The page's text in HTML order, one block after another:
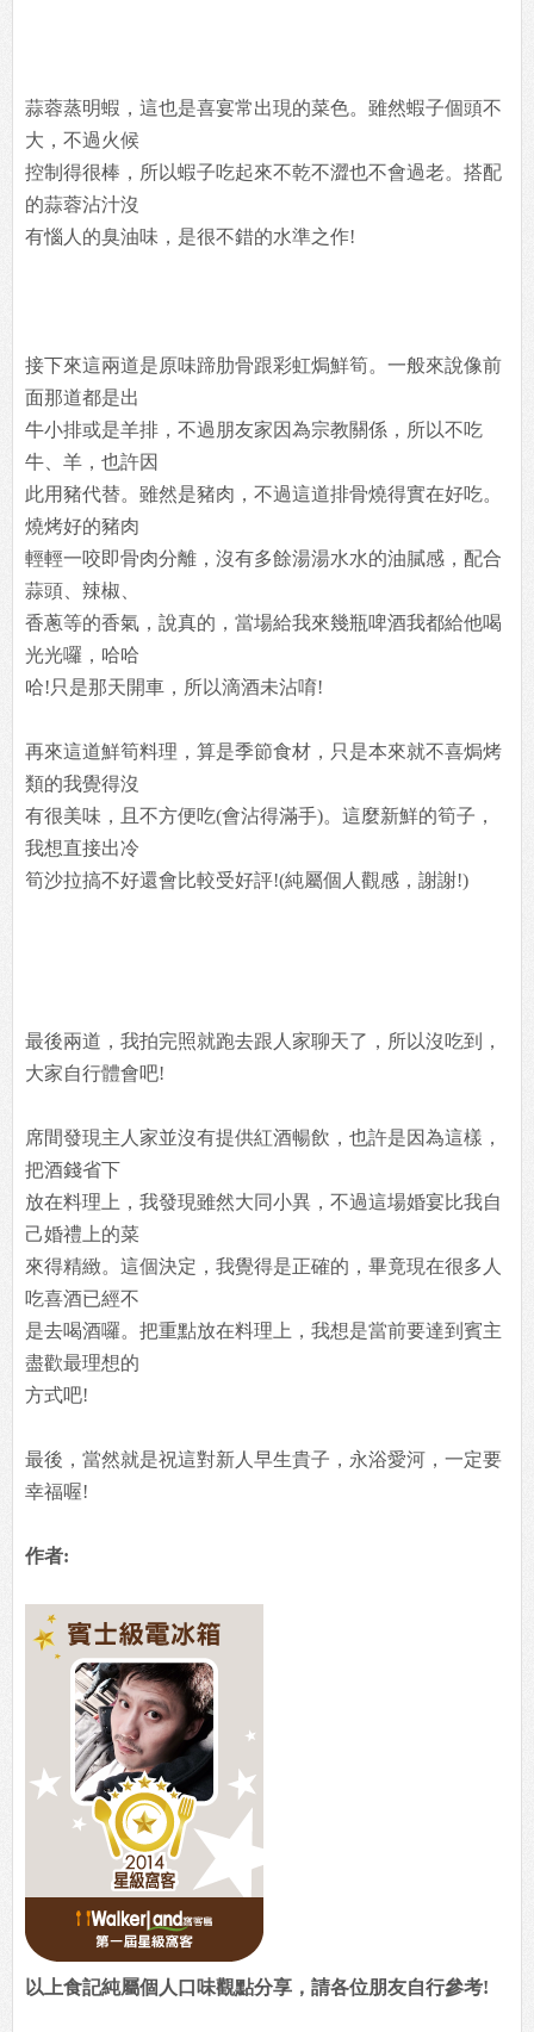
蒜蓉蒸明蝦，這也是喜宴常出現的菜色。雖然蝦子個頭不
大，不過火候
控制得很棒，所以蝦子吃起來不乾不澀也不會過老。搭配
的蒜蓉沾汁沒
有惱人的臭油味，是很不錯的水準之作!
接下來這兩道是原味蹄肋骨跟彩虹焗鮮筍。一般來說像前
面那道都是出
牛小排或是羊排，不過朋友家因為宗教關係，所以不吃
牛、羊，也許因
此用豬代替。雖然是豬肉，不過這道排骨燒得實在好吃。
燒烤好的豬肉
輕輕一咬即骨肉分離，沒有多餘湯湯水水的油膩感，配合
蒜頭、辣椒、
香蔥等的香氣，說真的，當場給我來幾瓶啤酒我都給他喝
光光囉，哈哈
哈!只是那天開車，所以滴酒未沾唷!
再來這道鮮筍料理，算是季節食材，只是本來就不喜焗烤
類的我覺得沒
有很美味，且不方便吃(會沾得滿手)。這麼新鮮的筍子，
我想直接出冷
筍沙拉搞不好還會比較受好評!(純屬個人觀感，謝謝!)
最後兩道，我拍完照就跑去跟人家聊天了，所以沒吃到，
大家自行體會吧!
席間發現主人家並沒有提供紅酒暢飲，也許是因為這樣，
把酒錢省下
放在料理上，我發現雖然大同小異，不過這場婚宴比我自
己婚禮上的菜
來得精緻。這個決定，我覺得是正確的，畢竟現在很多人
吃喜酒已經不
是去喝酒囉。把重點放在料理上，我想是當前要達到賓主
盡歡最理想的
方式吧!
最後，當然就是祝這對新人早生貴子，永浴愛河，一定要
幸福喔!
作者:
以上食記純屬個人口味觀點分享，請各位朋友自行參考!